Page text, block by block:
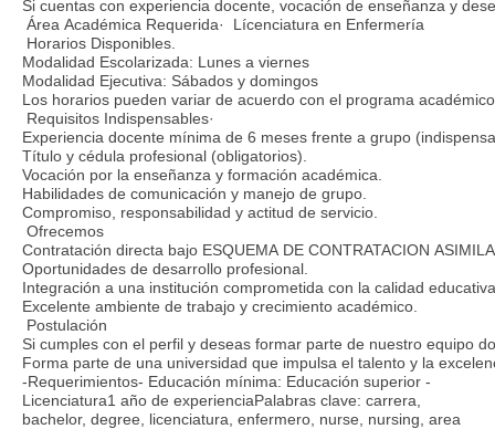
Si cuentas con experiencia docente, vocación de enseñanza y
Área Académica Requerida· Lícenciatura en Enfermería
Horarios Disponibles.
Modalidad Escolarizada: Lunes a viernes
Modalidad Ejecutiva: Sábados y domingos
Los horarios pueden variar de acuerdo con el programa
Requisitos Indispensables·
Experiencia docente mínima de 6 meses frente a grupo
Título y cédula profesional (obligatorios).
Vocación por la enseñanza y formación académica.
Habilidades de comunicación y manejo de grupo.
Compromiso, responsabilidad y actitud de servicio.
Ofrecemos
Contratación directa bajo ESQUEMA DE CONTRATACION
Oportunidades de desarrollo profesional.
Integración a una institución comprometida con la calidad
Excelente ambiente de trabajo y crecimiento académico.
Postulación
Si cumples con el perfil y deseas formar parte de nuestro equipo
Forma parte de una universidad que impulsa el talento y la
-Requerimientos- Educación mínima: Educación superior -
Licenciatura1 año de experienciaPalabras clave: carrera,
bachelor, degree, licenciatura, enfermero, nurse, nursing, area